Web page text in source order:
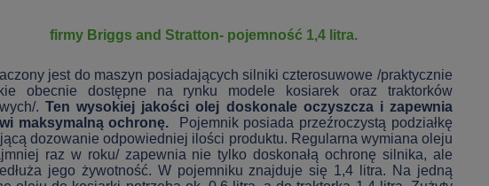
firmy Briggs and Stratton- pojemność 1,4 litra.
jest do maszyn posiadających silniki czterosuwowe /praktycznie
obecnie dostępne na rynku modele kosiarek oraz traktorków
.Ten wysokiej jakości olej doskonale oczyszcza i zapewnia
maksymalną ochronę. Pojemnik posiada przeźroczystą podziałkę
dozowanie odpowiedniej ilości produktu. Regularna wymiana oleju
raz w roku/ zapewnia nie tylko doskonałą ochronę silnika, ale
jego żywotność. W pojemniku znajduje się 1,4 litra. Na jedną